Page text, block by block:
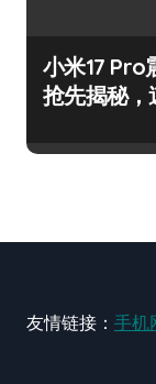
小米17 Pro
抢先揭秘，
友情链接： 手机